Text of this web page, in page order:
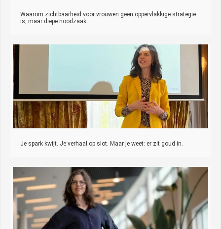
Waarom zichtbaarheid voor vrouwen geen oppervlakkige strategie
is, maar diepe noodzaak
Je spark kwijt. Je verhaal op slot. Maar je weet: er zit goud in.